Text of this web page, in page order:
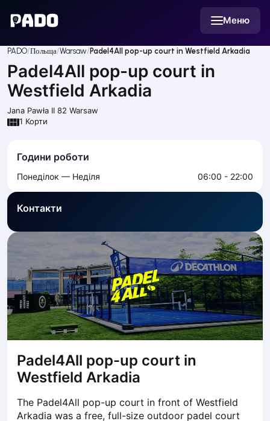
Меню
Українська
Русский
EnglishCities
Prague
Batumi
Kutaisi
Riga
Arlamow
Bialystok
Bielsko-Biala
Bolesławiec
Bydgoszcz
Czestochowa
Dabrowa Gornicza
Elblag
Elk
Gdansk
Gdynia
Grudziądz
Kalisz
Katowice
Katowice Area
Kielce
PADO Польща Warsaw Padel4All pop-up court in Westfield Arkadia
Padel4All pop-up court in
Westfield Arkadia
Jana Pawła II 82 Warsaw
1 Корти
Padel4All pop-up court in
Westfield Arkadia
The Padel4All pop-up court in front of Westfield
Arkadia was a free, full-size outdoor padel court
Години роботи
Понеділок — Неділя 06:00 - 22:00
Контакти